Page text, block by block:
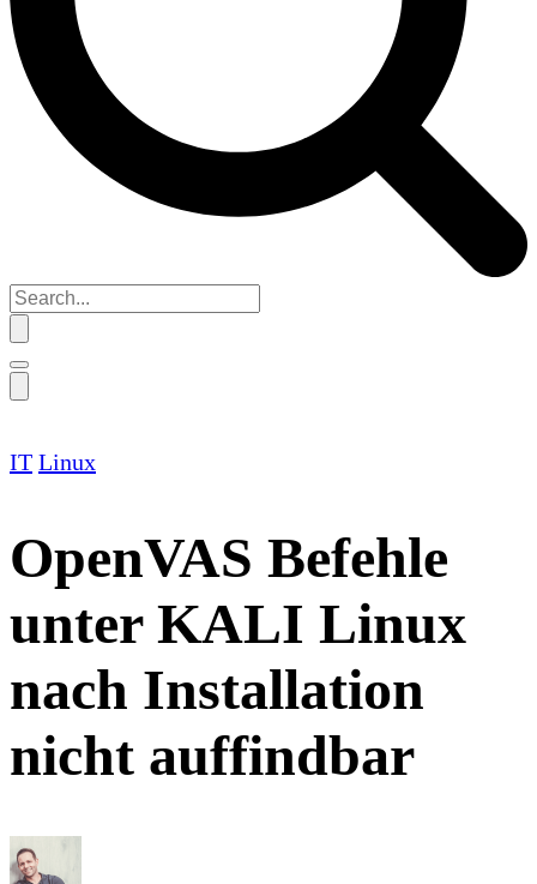
IT Linux
OpenVAS Befehle
unter KALI Linux
nach Installation
nicht auffindbar